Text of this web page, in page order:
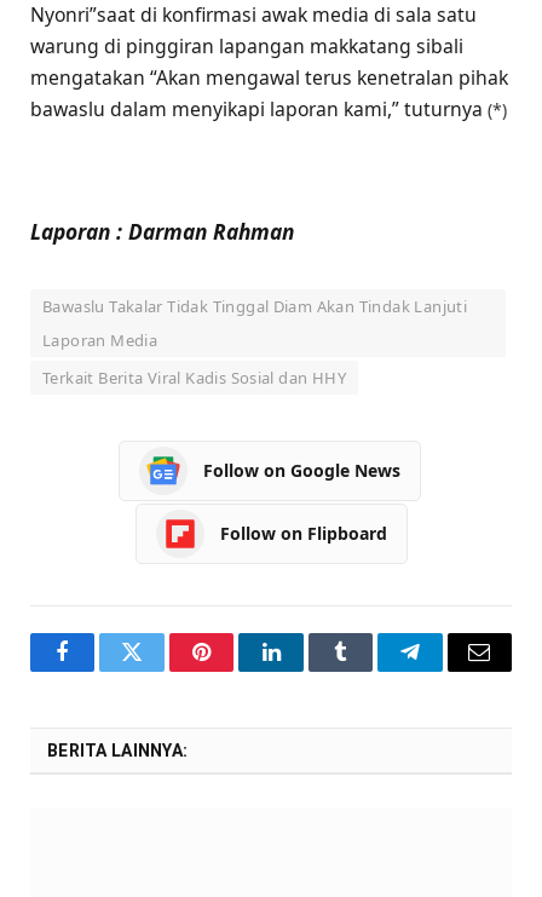
Nyonri”saat di konfirmasi awak media di sala satu
warung di pinggiran lapangan makkatang sibali
mengatakan “Akan mengawal terus kenetralan pihak
bawaslu dalam menyikapi laporan kami,” tuturnya (*)
Laporan : Darman Rahman
Bawaslu Takalar Tidak Tinggal Diam Akan Tindak Lanjuti
Laporan Media
Terkait Berita Viral Kadis Sosial dan HHY
Follow on Google News
Follow on Flipboard
FacebookTwitter PinterestLinkedInTumblr TelegramEmail
BERITA LAINNYA: